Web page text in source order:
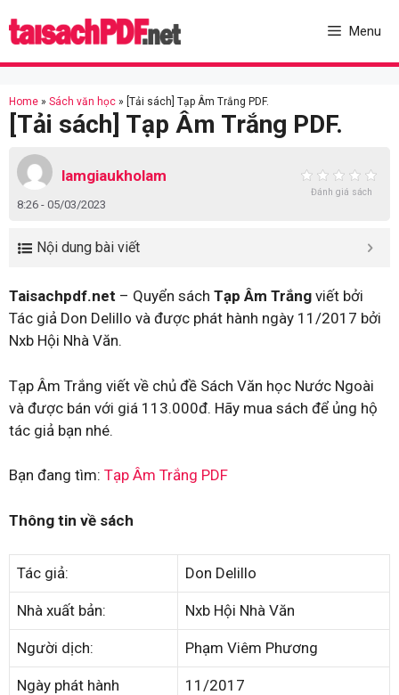
to
Menu
Home » Sách văn học » [Tải sách] Tạp Âm Trắng PDF.
[Tải sách] Tạp Âm Trắng PDF.
lamgiaukholam
8:26 - 05/03/2023
Đánh giá sách
Nội dung bài viết
Taisachpdf.net – Quyển sách Tạp Âm Trắng viết bởi
Tác giả Don Delillo và được phát hành ngày 11/2017 bởi
Nxb Hội Nhà Văn.
Tạp Âm Trắng viết về chủ đề Sách Văn học Nước Ngoài
và được bán với giá 113.000đ. Hãy mua sách để ủng hộ
tác giả bạn nhé.
Bạn đang tìm: Tạp Âm Trắng PDF
Thông tin về sách
Tác giả: Don Delillo
Nhà xuất bản: Nxb Hội Nhà Văn
Người dịch: Phạm Viêm Phương
Ngày phát hành 11/2017